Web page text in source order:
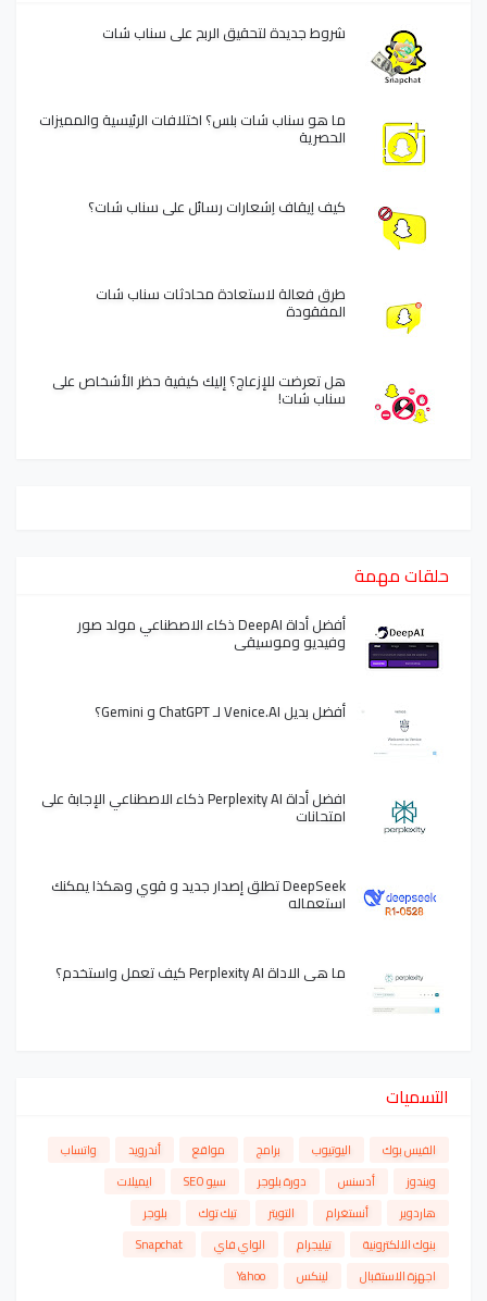
شروط جديدة لتحقيق الربح على سناب شات
ما هو سناب شات بلس؟ اختلافات الرئيسية والمميزات
الحصرية
كيف إيقاف إشعارات رسائل على سناب شات؟
طرق فعالة لاستعادة محادثات سناب شات
المفقودة
هل تعرضت للإزعاج؟ إليك كيفية حظر الأشخاص على
سناب شات!
حلقات مهمة
أفضل أداة DeepAI ذكاء الاصطناعي مولد صور
وفيديو وموسيقى
أفضل بديل Venice.AI لـ ChatGPT و Gemini؟
افضل أداة Perplexity AI ذكاء الاصطناعي الإجابة على
امتحانات
DeepSeek تطلق إصدار جديد و قوي وهكذا يمكنك
استعماله
ما هي الاداة Perplexity AI كيف تعمل واستخدم؟
التسميات
الفيس بوك اليوتيوب برامج مواقع أندرويد
واتساب
ويندوز
أدسنس دورة بلوجر سيو SEO
ايميلات
هاردوير
أنستغرام التويتر تيك توك
بلوجر
بنوك الالكترونية
تيليجرام الواي فاي
Snapchat
اجهزة الاستقبال
لينكس Yahoo